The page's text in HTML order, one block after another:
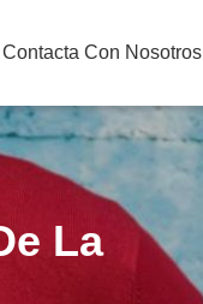
Contacta Con Nosotros
La